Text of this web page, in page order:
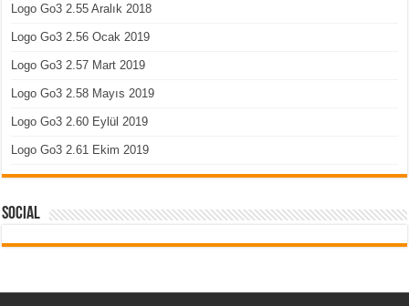
Logo Go3 2.55 Aralık 2018
Logo Go3 2.56 Ocak 2019
Logo Go3 2.57 Mart 2019
Logo Go3 2.58 Mayıs 2019
Logo Go3 2.60 Eylül 2019
Logo Go3 2.61 Ekim 2019
Social